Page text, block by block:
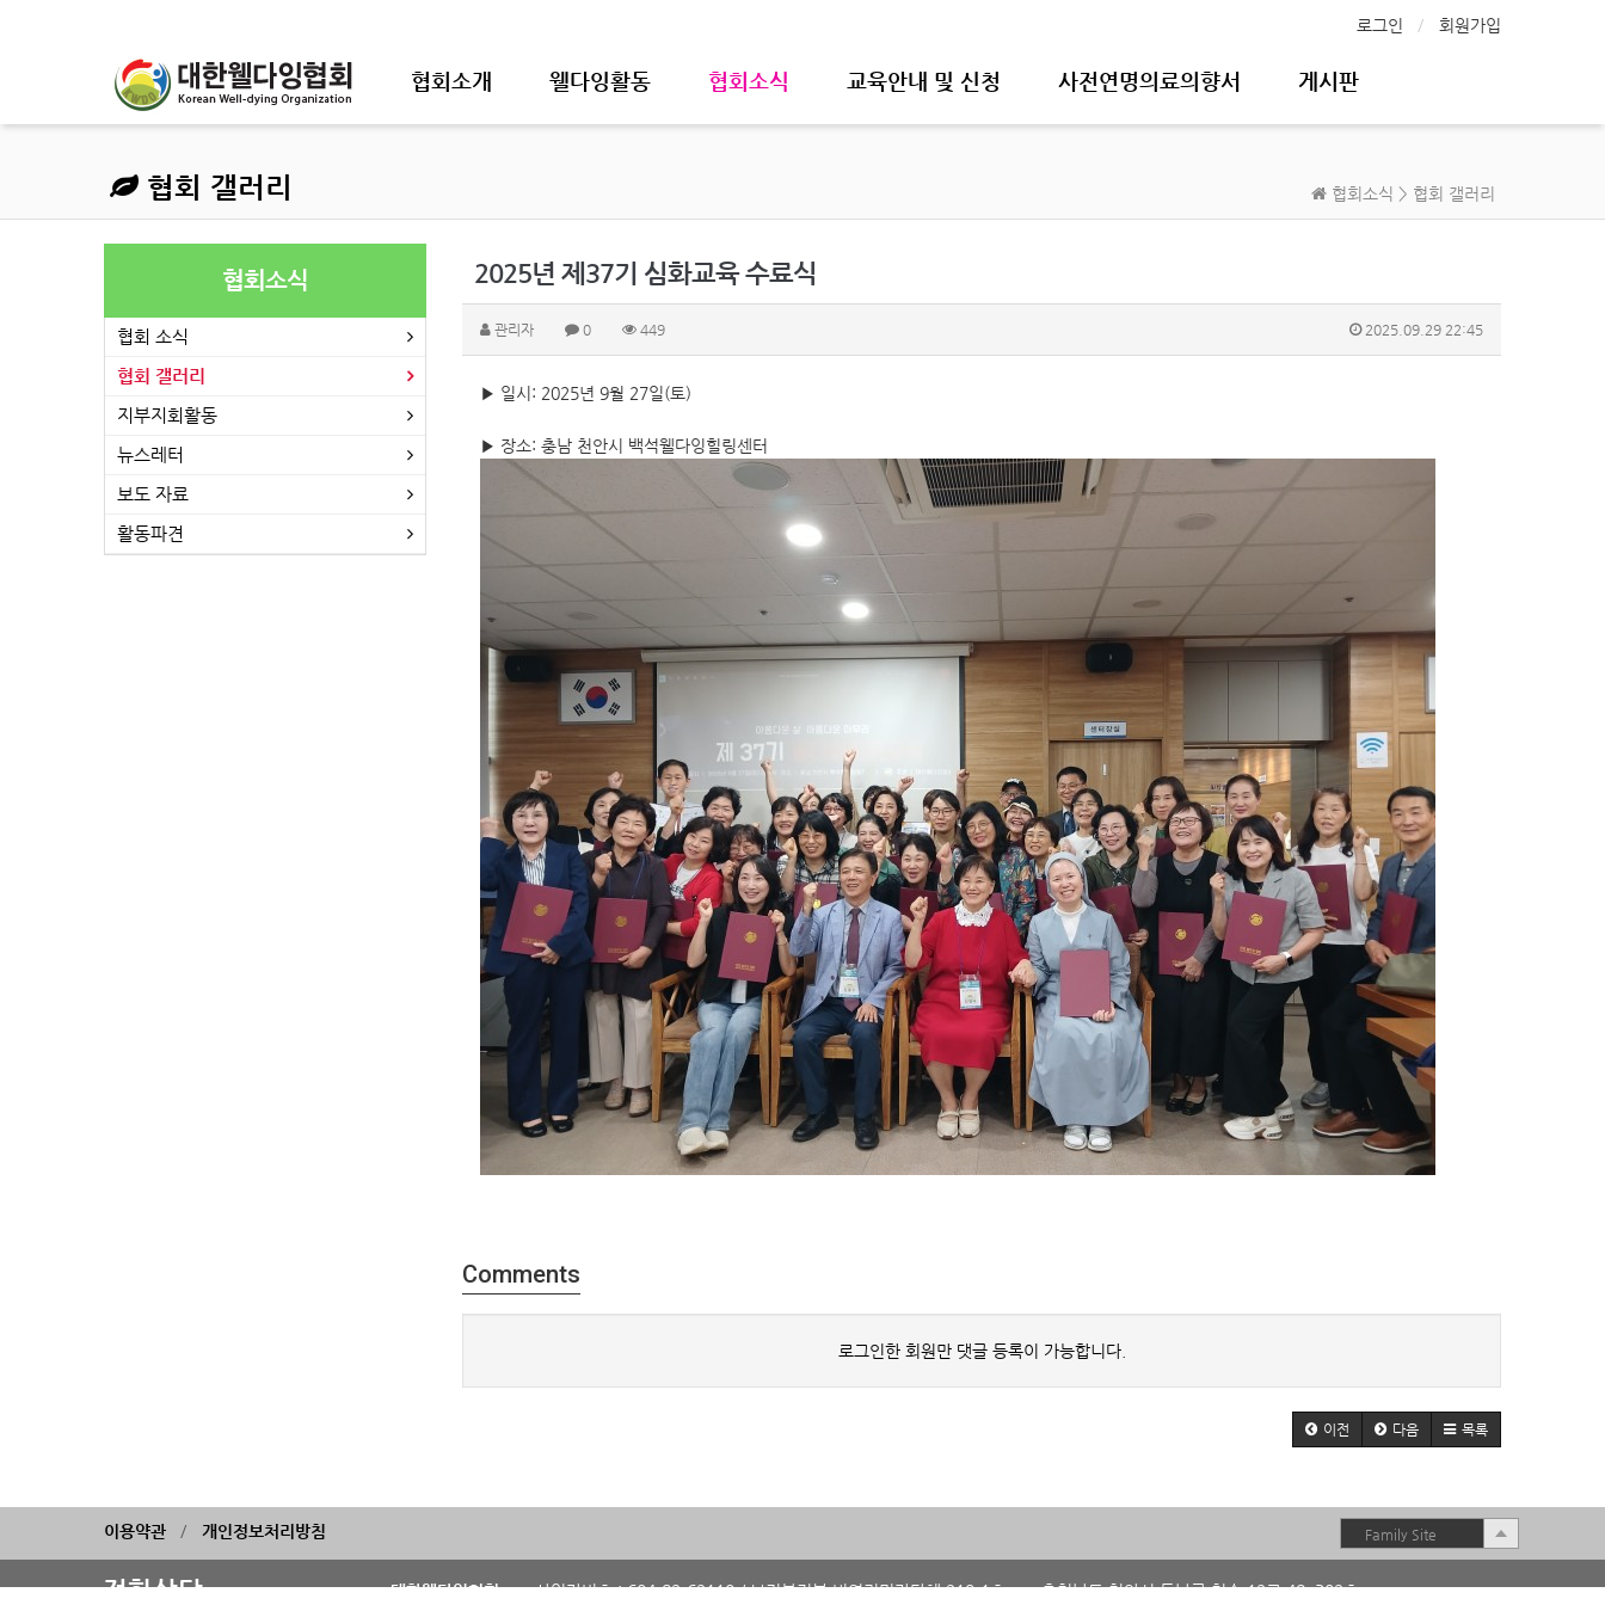
로그인 회원가입
협회소개 웰다잉활동 협회소식 교육안내 및 신청 사전연명의료의향서 게시판
협회 갤러리 협회소식 > 협회 갤러리
2025년 제37기 심화교육 수료식
관리자 0 449 2025.09.29 22:45
▶ 일시: 2025년 9월 27일(토)
▶ 장소: 충남 천안시 백석웰다잉힐링센터
Comments
로그인한 회원만 댓글 등록이 가능합니다.
이전 다음 목록
협회소식
협회 소식
협회 갤러리
지부지회활동
뉴스레터
보도 자료
활동파견
이용약관 개인정보처리방침 Family Site
전화상담 대한웰다잉협회 사업자번호 : 604-82-62110 / 보건복지부 비영리민간단체 219-1호 충청남도 천안시 동남구 청수 12로 48, 302호